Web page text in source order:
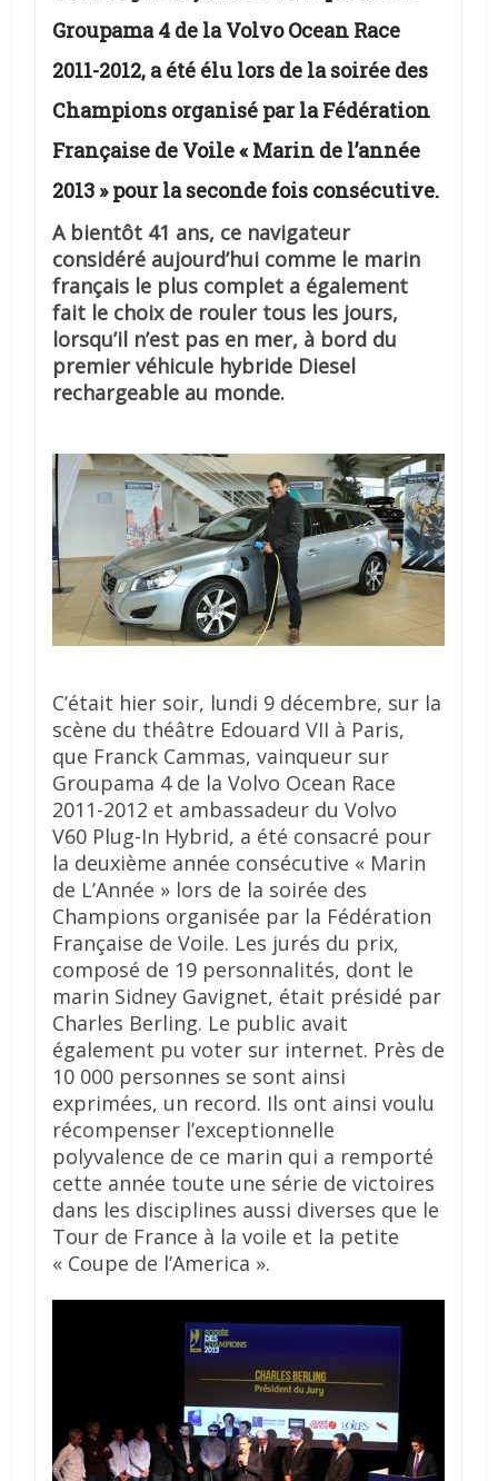
Groupama 4 de la Volvo Ocean Race
2011-2012, a été élu lors de la soirée des
Champions organisé par la Fédération
Française de Voile « Marin de l’année
2013 » pour la seconde fois consécutive.
A bientôt 41 ans, ce navigateur
considéré aujourd’hui comme le marin
français le plus complet a également
fait le choix de rouler tous les jours,
lorsqu’il n’est pas en mer, à bord du
premier véhicule hybride Diesel
rechargeable au monde.
C’était hier soir, lundi 9 décembre, sur la
scène du théâtre Edouard VII à Paris,
que Franck Cammas, vainqueur sur
Groupama 4 de la Volvo Ocean Race
2011-2012 et ambassadeur du Volvo
V60 Plug-In Hybrid, a été consacré pour
la deuxième année consécutive « Marin
de L’Année » lors de la soirée des
Champions organisée par la Fédération
Française de Voile. Les jurés du prix,
composé de 19 personnalités, dont le
marin Sidney Gavignet, était présidé par
Charles Berling. Le public avait
également pu voter sur internet. Près de
10 000 personnes se sont ainsi
exprimées, un record. Ils ont ainsi voulu
récompenser l’exceptionnelle
polyvalence de ce marin qui a remporté
cette année toute une série de victoires
dans les disciplines aussi diverses que le
Tour de France à la voile et la petite
« Coupe de l’America ».